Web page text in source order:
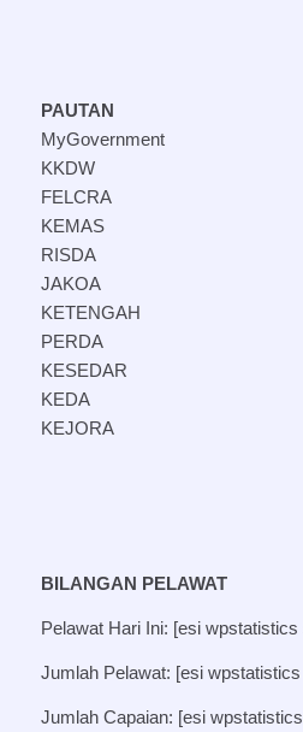
PAUTAN
MyGovernment
KKDW
FELCRA
KEMAS
RISDA
JAKOA
KETENGAH
PERDA
KESEDAR
KEDA
KEJORA
BILANGAN PELAWAT
Pelawat Hari Ini: [esi
Jumlah Pelawat: [esi
Jumlah Capaian: [esi